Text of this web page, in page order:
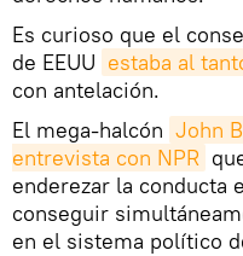
Es curioso que el
de EEUU estaba al
con antelación.
El mega-halcón John
entrevista con NPR
enderezar la conducta
conseguir
en el sistema político